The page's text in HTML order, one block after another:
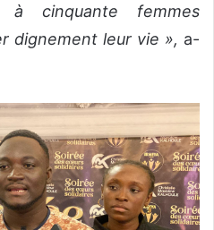
cinquante femmes
dignement leur vie », a-